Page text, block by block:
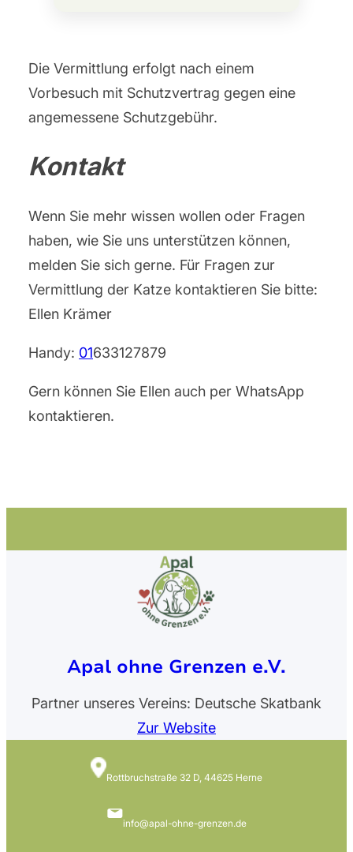
Die Vermittlung erfolgt nach einem
Vorbesuch mit Schutzvertrag gegen eine
angemessene Schutzgebühr.
Kontakt
Wenn Sie mehr wissen wollen oder Fragen
haben, wie Sie uns unterstützen können,
melden Sie sich gerne. Für Fragen zur
Vermittlung der Katze kontaktieren Sie bitte:
Ellen Krämer
Handy: 01633127879
Gern können Sie Ellen auch per WhatsApp
kontaktieren.
Apal ohne Grenzen e.V.
Partner unseres Vereins: Deutsche Skatbank
Zur Website
Rottbruchstraße 32 D, 44625 Herne
info@apal-ohne-grenzen.de